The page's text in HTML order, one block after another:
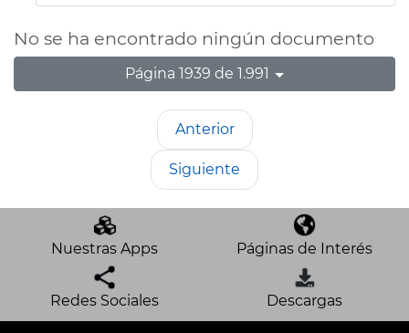
No se ha encontrado ningún documento
Página 1939 de 1.991
Anterior
Siguiente
Nuestras Apps Páginas de Interés
Redes Sociales Descargas